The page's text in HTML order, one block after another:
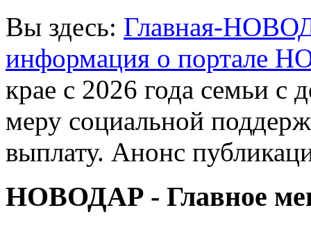
Вы здесь: Главная-
информация о портале
крае с 2026 года семьи с
меру социальной
выплату. Анонс
НОВОДАР - Главное